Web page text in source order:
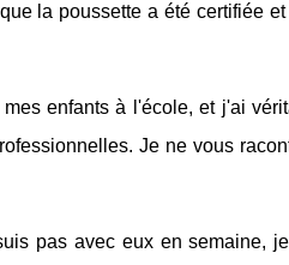
la poussette a été certifiée
enfants à l'école, et j'ai
Je ne vous
pas avec eux en semaine,